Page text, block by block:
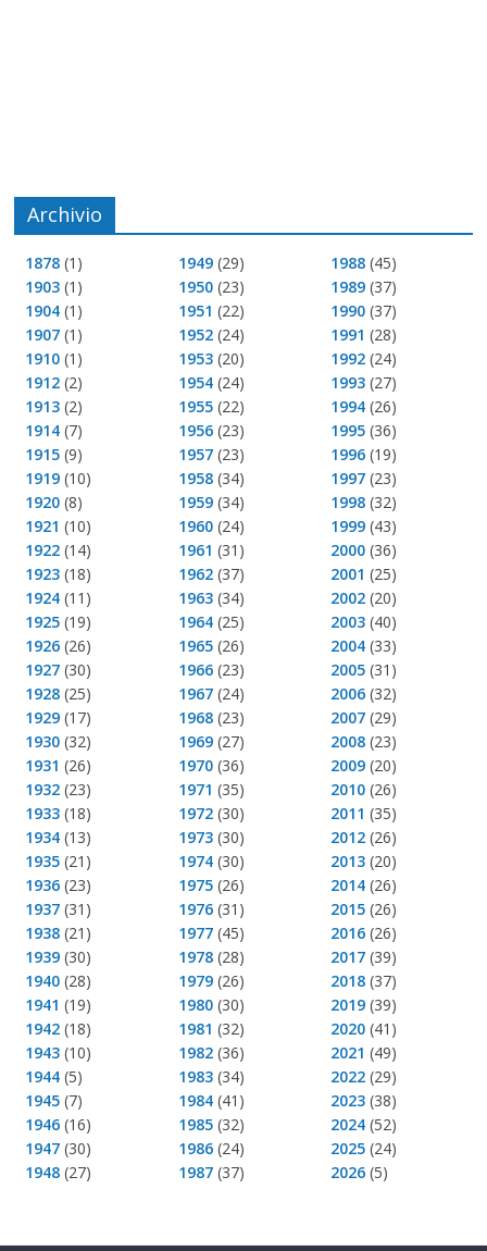
Archivio
1878 (1)
1903 (1)
1904 (1)
1907 (1)
1910 (1)
1912 (2)
1913 (2)
1914 (7)
1915 (9)
1919 (10)
1920 (8)
1921 (10)
1922 (14)
1923 (18)
1924 (11)
1925 (19)
1926 (26)
1927 (30)
1928 (25)
1929 (17)
1930 (32)
1931 (26)
1932 (23)
1933 (18)
1934 (13)
1935 (21)
1936 (23)
1937 (31)
1938 (21)
1939 (30)
1940 (28)
1941 (19)
1942 (18)
1943 (10)
1944 (5)
1945 (7)
1946 (16)
1947 (30)
1948 (27)
1949(29)
1950(23)
1951 (22)
1952(24)
1953(20)
1954(24)
1955(22)
1956(23)
1957(23)
1958(34)
1959(34)
1960(24)
1961 (31)
1962(37)
1963(34)
1964(25)
1965(26)
1966(23)
1967(24)
1968(23)
1969(27)
1970(36)
1971 (35)
1972(30)
1973(30)
1974(30)
1975(26)
1976(31)
1977(45)
1978(28)
1979(26)
1980(30)
1981 (32)
1982(36)
1983(34)
1984(41)
1985(32)
1986(24)
1987(37)
1988 (45)
1989 (37)
1990 (37)
1991 (28)
1992 (24)
1993 (27)
1994 (26)
1995 (36)
1996 (19)
1997 (23)
1998 (32)
1999 (43)
2000 (36)
2001 (25)
2002 (20)
2003 (40)
2004 (33)
2005 (31)
2006 (32)
2007 (29)
2008 (23)
2009 (20)
2010 (26)
2011 (35)
2012 (26)
2013 (20)
2014 (26)
2015 (26)
2016 (26)
2017 (39)
2018 (37)
2019 (39)
2020 (41)
2021 (49)
2022 (29)
2023 (38)
2024 (52)
2025 (24)
2026 (5)